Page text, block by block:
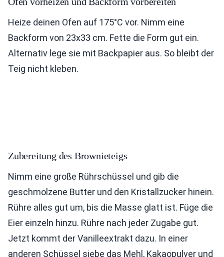
Heize deinen Ofen auf 175°C vor. Nimm eine
Backform von 23x33 cm. Fette die Form gut ein.
Alternativ lege sie mit Backpapier aus. So bleibt der
Teig nicht kleben.
Zubereitung des Brownieteigs
Nimm eine große Rührschüssel und gib die
geschmolzene Butter und den Kristallzucker hinein.
Rühre alles gut um, bis die Masse glatt ist. Füge die
Eier einzeln hinzu. Rühre nach jeder Zugabe gut.
Jetzt kommt der Vanilleextrakt dazu. In einer
anderen Schüssel siebe das Mehl, Kakaopulver und